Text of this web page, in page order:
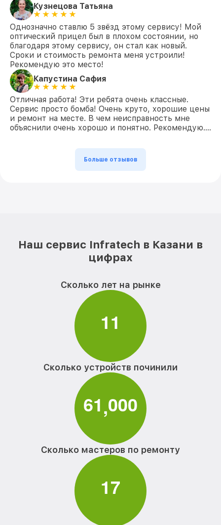
Кузнецова Татьяна
Однозначно ставлю 5 звёзд этому сервису! Мой
оптический прицел был в плохом состоянии, но
благодаря этому сервису, он стал как новый.
Сроки и стоимость ремонта меня устроили!
Рекомендую это место!
Капустина Сафия
Отличная работа! Эти ребята очень классные.
Сервис просто бомба! Очень круто, хорошие цены
и ремонт на месте. В чем неисправность мне
объяснили очень хорошо и понятно. Рекомендую….
Больше отзывов
Наш сервис Infratech в Казани в
цифрах
Сколько лет на рынке
11
Сколько устройств починили
61,000
Сколько мастеров по ремонту
17